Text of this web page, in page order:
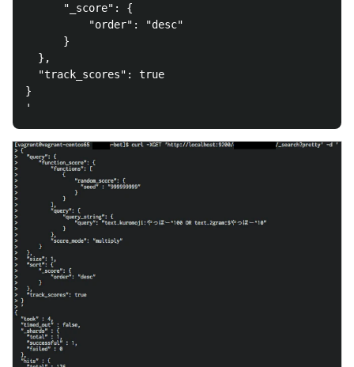
      "_score": {
          "order": "desc"
      }
  },
  "track_scores": true
}